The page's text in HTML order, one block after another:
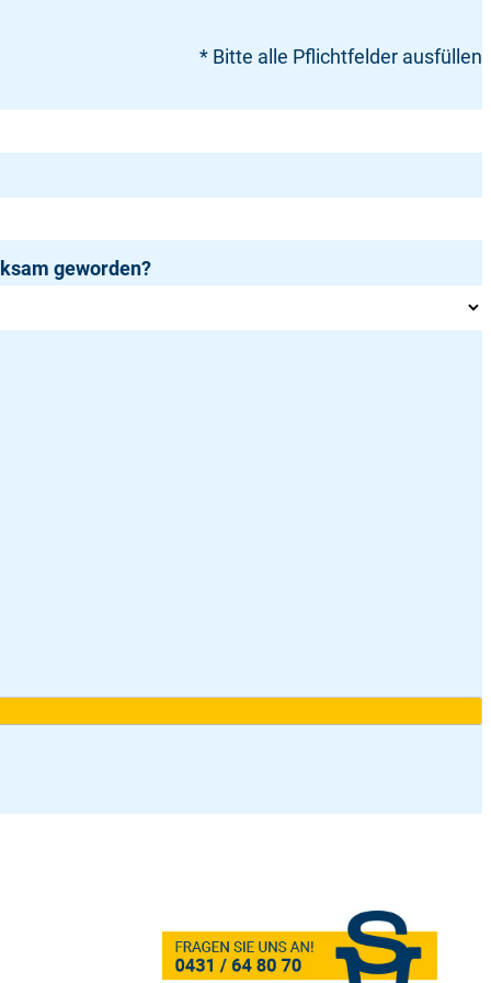
* Bitte alle Pflichtfelder ausfüllen
geworden?